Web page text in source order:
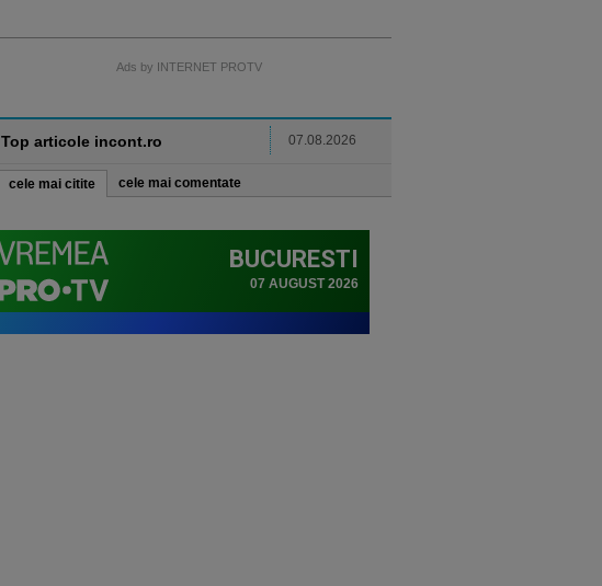
Ads by INTERNET PROTV
Top articole incont.ro 07.08.2026
cele mai citite cele mai comentate